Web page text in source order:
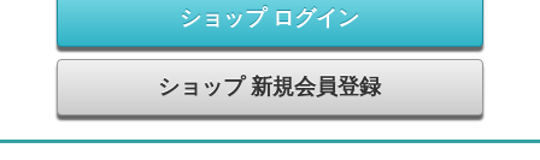
ショップ ログイン
ショップ 新規会員登録